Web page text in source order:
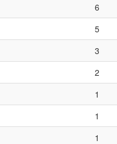
6
5
3
2
1
1
1